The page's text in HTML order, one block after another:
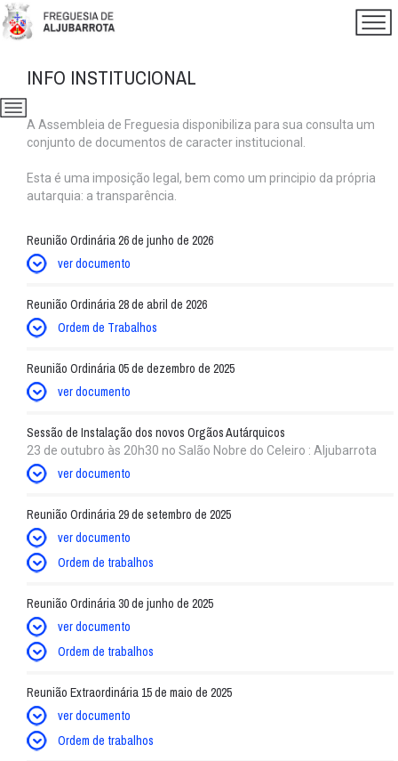
INFO INSTITUCIONAL
A Assembleia de Freguesia disponibiliza para sua consulta um
conjunto de documentos de caracter institucional.
Esta é uma imposição legal, bem como um principio da própria
autarquia: a transparência.
Reunião Ordinária 26 de junho de 2026
ver documento
Reunião Ordinária 28 de abril de 2026
Ordem de Trabalhos
Reunião Ordinária 05 de dezembro de 2025
ver documento
Sessão de Instalação dos novos Orgãos Autárquicos
23 de outubro às 20h30 no Salão Nobre do Celeiro : Aljubarrota
ver documento
Reunião Ordinária 29 de setembro de 2025
ver documento
Ordem de trabalhos
Reunião Ordinária 30 de junho de 2025
ver documento
Ordem de trabalhos
Reunião Extraordinária 15 de maio de 2025
ver documento
Ordem de trabalhos